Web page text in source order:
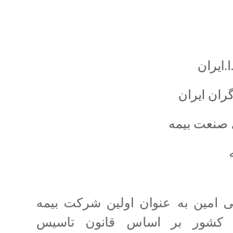
ایران
صنعت بیمه
امین به‌ عنوان اولین شرکت بیمه
کشور بر اساس قانون تاسیس